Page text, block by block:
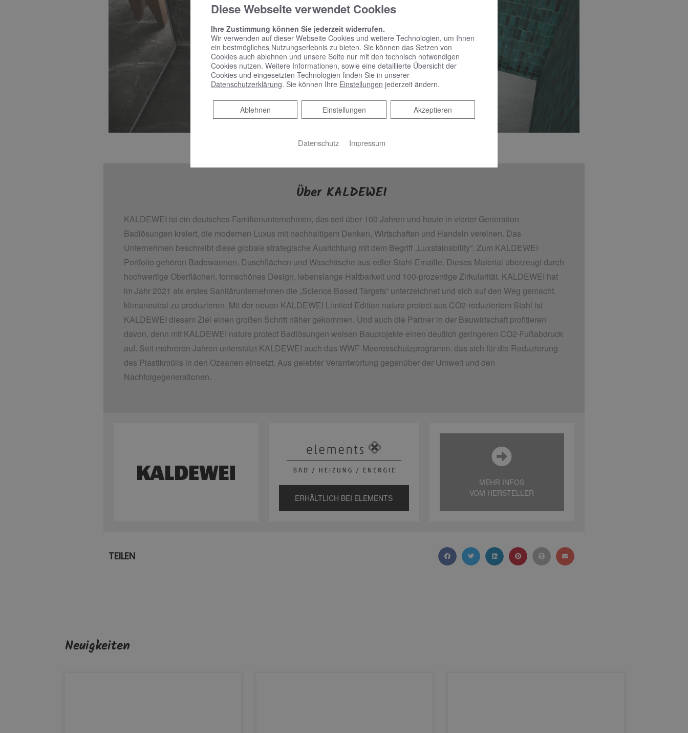
Über KALDEWEI
KALDEWEI ist ein deutsches Familienunternehmen, das seit über 100 Jahren und heute in vierter Generation
Badlösungen kreiert, die modernen Luxus mit nachhaltigem Denken, Wirtschaften und Handeln vereinen. Das
Unternehmen beschreibt diese globale strategische Ausrichtung mit dem Begriff „Luxstainability“. Zum KALDEWEI
Portfolio gehören Badewannen, Duschflächen und Waschtische aus edler Stahl-Emaille. Dieses Material überzeugt durch
hochwertige Oberflächen, formschönes Design, lebenslange Haltbarkeit und 100-prozentige Zirkularität. KALDEWEI hat
im Jahr 2021 als erstes Sanitärunternehmen die „Science Based Targets“ unterzeichnet und sich auf den Weg gemacht,
klimaneutral zu produzieren. Mit der neuen KALDEWEI Limited Edition nature protect aus CO2-reduziertem Stahl ist
KALDEWEI diesem Ziel einen großen Schritt näher gekommen. Und auch die Partner in der Bauwirtschaft profitieren
davon, denn mit KALDEWEI nature protect Badlösungen weisen Bauprojekte einen deutlich geringeren CO2-Fußabdruck
auf. Seit mehreren Jahren unterstützt KALDEWEI auch das WWF-Meeresschutzprogramm, das sich für die Reduzierung
des Plastikmülls in den Ozeanen einsetzt. Aus gelebter Verantwortung gegenüber der Umwelt und den
Nachfolgegenerationen.
ERHÄLTLICH BEI ELEMENTS
MEHR INFOS
VOM HERSTELLER
TEILEN
Neuigkeiten
Diese Webseite verwendet Cookies
Ihre Zustimmung können Sie jederzeit widerrufen.
Wir verwenden auf dieser Webseite Cookies und weitere Technologien, um Ihnen
ein bestmögliches Nutzungserlebnis zu bieten. Sie können das Setzen von
Cookies auch ablehnen und unsere Seite nur mit den technisch notwendigen
Cookies nutzen. Weitere Informationen, sowie eine detaillierte Übersicht der
Cookies und eingesetzten Technologien finden Sie in unserer
Datenschutzerklärung. Sie können Ihre Einstellungen jederzeit ändern.
Akzeptieren
Einstellungen
Ablehnen
Ablehnen
Datenschutz Impressum